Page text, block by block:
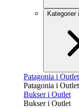
Kategorier
Patagonia i Outlet
Patagonia i Outlet
Bukser i Outlet
Bukser i Outlet